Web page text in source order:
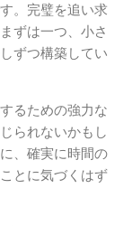
。完璧を追い求
ずは一つ、小さ
ずつ構築してい
るための強力な
られないかもし
、確実に時間の
とに気づくはず